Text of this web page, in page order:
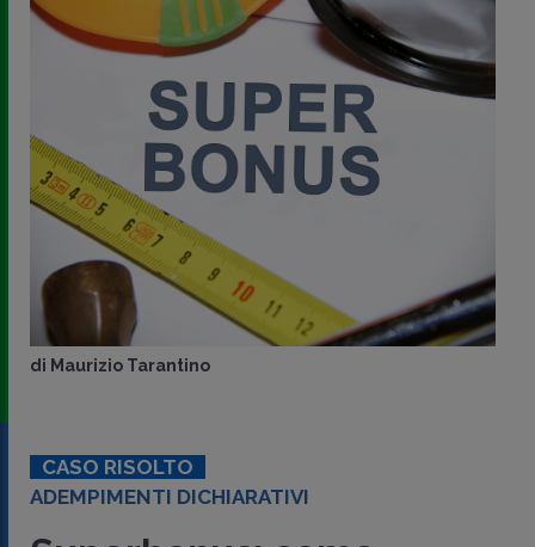
di Maurizio Tarantino
CASO RISOLTO
ADEMPIMENTI DICHIARATIVI